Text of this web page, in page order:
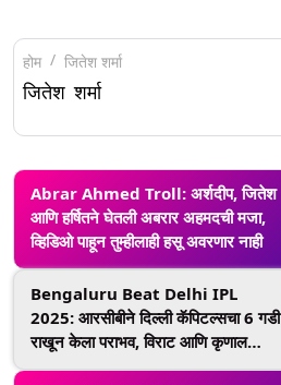
होम जितेश शर्मा
जितेश शर्मा
Abrar Ahmed Troll: अर्शदीप, जितेश
आणि हर्षितने घेतली अबरार अहमदची मजा,
व्हिडिओ पाहून तुम्हीलाही हसू अवरणार नाही
Bengaluru Beat Delhi IPL
2025: आरसीबीने दिल्ली कॅपिटल्सचा 6 गडी
राखून केला पराभव, विराट आणि कृणाल
पांड्याने फिरवला सामना